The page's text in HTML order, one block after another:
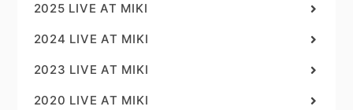
2025 LIVE AT MIKI
2024 LIVE AT MIKI
2023 LIVE AT MIKI
2020 LIVE AT MIKI